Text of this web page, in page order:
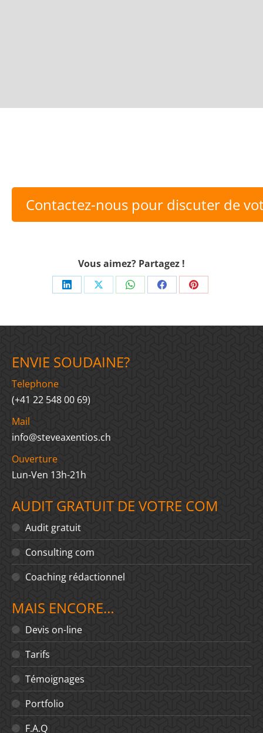
Contactez-nous pour discuter de
Vous aimez? Partagez !
Share
LinkedIn
Share
X
Share
WhatsApp
Share
Facebook
Share
Pinterest
ENVIE SOUDAINE?
Telephone
(+41 22 548 00 69)
Mail
info@steveaxentios.ch
Ouverture
Lun-Ven 13h-21h
AUDIT GRATUIT DE VOTRE COM
Audit gratuit
Consulting com
Coaching rédactionnel
MAIS ENCORE…
Devis on-line
Tarifs
Témoignages
Portfolio
F.A.Q